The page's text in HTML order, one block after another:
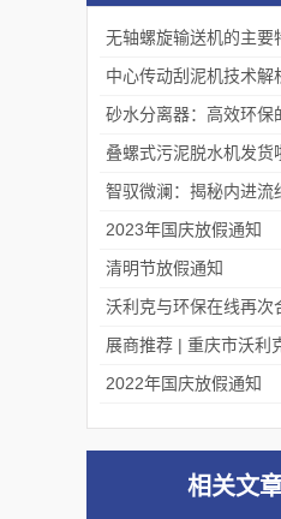
砂水分离器：高效环保
叠螺式污泥脱水机发货
2023年国庆放假通知
清明节放假通知
沃利克与环保在线再次
2022年国庆放假通知
相关文